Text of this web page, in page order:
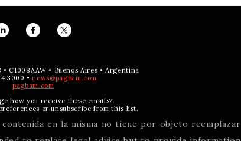
• C1008AAW • Buenos Aires • Argentina
3000 •news@pagbam.com
pagbam.com
how you receive these emails?
orunsubscribe from this list.
en la misma no tiene por objeto reemplazar